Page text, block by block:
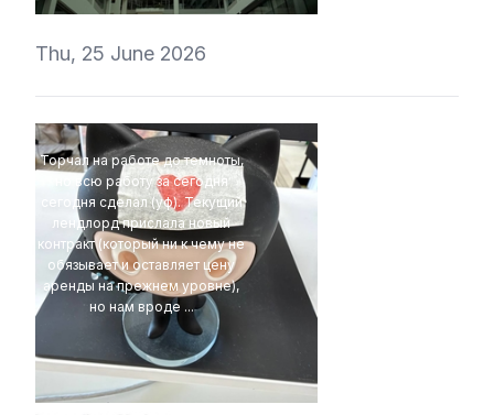
Thu, 25 June 2026
Торчал на работе до темноты,
но всю работу за сегодня
сегодня сделал (уф). Текущий
лендлорд прислала новый
контракт (который ни к чему не
обязывает и оставляет цену
аренды на прежнем уровне),
но нам вроде ...
4Eki